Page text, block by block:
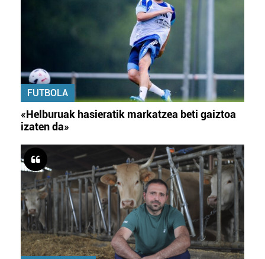
FUTBOLA
«Helburuak hasieratik markatzea beti gaiztoa
izaten da»